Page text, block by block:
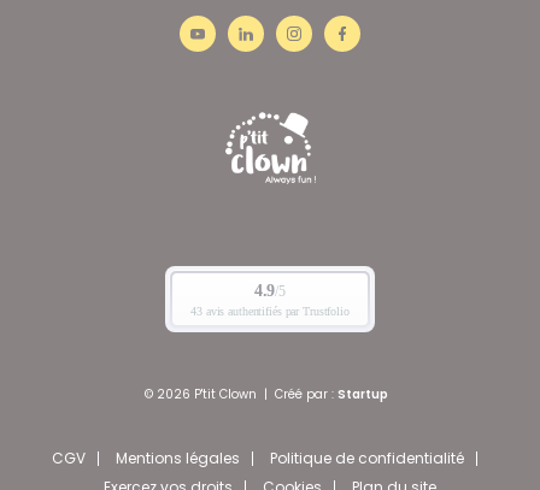
© 2026 P'tit Clown | Créé par : Startup
CGV Mentions légales
Politique de confidentialité